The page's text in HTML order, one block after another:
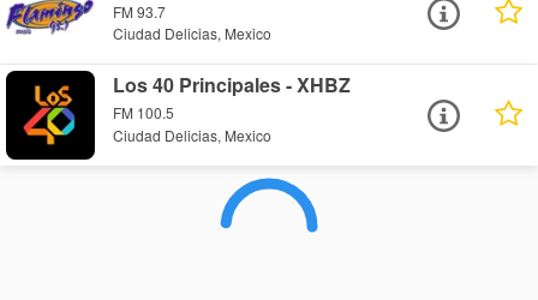
FM 93.7
Ciudad Delicias, Mexico
Los 40 Principales - XHBZ
FM 100.5
Ciudad Delicias, Mexico